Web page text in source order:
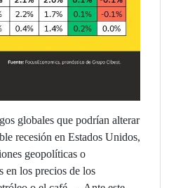
globales que podrían alterar
recesión en Estados Unidos,
geopolíticas o
en los precios de los